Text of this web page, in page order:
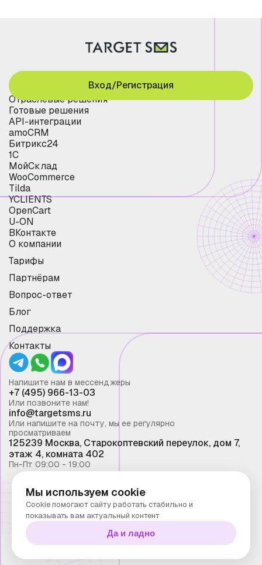
Отраслевые решения
Готовые решения
API-интеграции
amoCRM
Битрикс24
1С
МойСклад
WooCommerce
Tilda
YCLIENTS
OpenCart
U-ON
ВКонтакте
О компании
Тарифы
Партнёрам
Вопрос-ответ
Блог
Поддержка
Контакты
Вход/Регистрация
Напишите нам в мессенджеры
+7 (495) 966-13-03
Или позвоните нам!
info@targetsms.ru
Или напишите на почту, мы ее регулярно
просматриваем
125239 Москва, Старокоптевский переулок, дом 7,
этаж 4, комната 402
Пн-Пт 09:00 - 19:00
Смс рассылка 2026 ©
Запрещено копирование материалов сайта без
письменного разрешения ООО "Таргет Телеком"
Политика конфиденциальности
Мы используем cookie
Cookie помогают сайту работать стабильно и
показывать вам актуальный контент
Да и ладно